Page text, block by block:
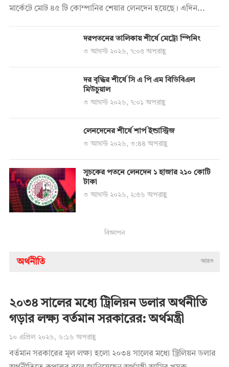
মার্কেটে মোট ৪৫ টি কোম্পানির শেয়ার লেনদেন হয়েছে। এদিন...
দরপতনের তালিকায় শীর্ষে মেট্রো স্পিনিং
৩ আগস্ট ২০২৬, ৭:০৫ অপরাহ্ণ
দর বৃদ্ধির শীর্ষে সি এ পি এম বিডিবিএল
মিউচুয়াল
৩ আগস্ট ২০২৬, ৭:০১ অপরাহ্ণ
লেনদেনের শীর্ষে শার্প ইন্ডাস্ট্রিজ
৩ আগস্ট ২০২৬, ৩:৪৪ অপরাহ্ণ
সূচকের পতনে লেনদেন ১ হাজার ২১০ কোটি
টাকা
৩ আগস্ট ২০২৬, ২:৫৬ অপরাহ্ণ
বিজ্ঞাপন
অর্থনীতি আরও
২০৩৪ সালের মধ্যে ট্রিলিয়ন ডলার অর্থনীতি
গড়ার লক্ষ্য বর্তমান সরকারের: অর্থমন্ত্রী
১০ এপ্রিল ২০২৬, ৬:১৬ অপরাহ্ণ
বর্তমান সরকারের মূল লক্ষ্য হলো ২০৩৪ সালের মধ্যে ট্রিলিয়ন ডলার